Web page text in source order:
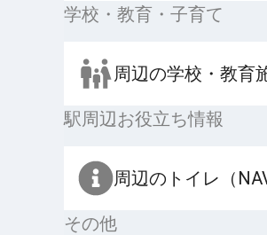
学校・教育・子育て
周辺の学校・教育
駅周辺お役立ち情報
周辺のトイレ（
その他